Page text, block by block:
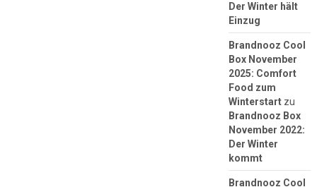
Der Winter hält
Einzug
Brandnooz Cool
Box November
2025: Comfort
Food zum
Winterstartzu
Brandnooz Box
November 2022:
Der Winter
kommt
Brandnooz Cool